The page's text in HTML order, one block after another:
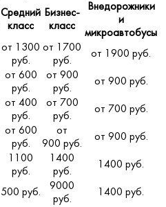
Средний
класс
Бизнес-
класс
Внедорожники
и
микроавтобусы
от 1300
руб.
от 1700
руб.
от 1900 руб.
от 600
руб.
от 900
руб.
от 900 руб.
от 400
руб.
от 700
руб.
от 700 руб.
от 600
руб.
от
900 руб.
от 900 руб.
1100
руб.
1400
руб.
1400 руб.
500 руб.
9000
руб.
1400 руб.